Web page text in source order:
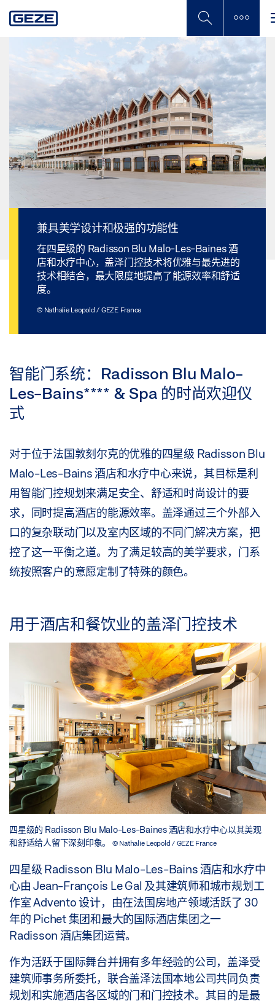
to
兼具美学设计和极强的功能性
在四星级的 Radisson Blu Malo-Les-Baines 酒
店和水疗中心，盖泽门控技术将优雅与最先进的
技术相结合，最大限度地提高了能源效率和舒适
度。
© Nathalie Leopold / GEZE France
智能门系统：Radisson Blu Malo-
Les-Bains**** & Spa 的时尚欢迎仪
式
对于位于法国敦刻尔克的优雅的四星级 Radisson Blu
Malo-Les-Bains 酒店和水疗中心来说，其目标是利
用智能门控规划来满足安全、舒适和时尚设计的要
求，同时提高酒店的能源效率。盖泽通过三个外部入
口的复杂联动门以及室内区域的不同门解决方案，把
控了这一平衡之道。为了满足较高的美学要求，门系
统按照客户的意愿定制了特殊的颜色。
用于酒店和餐饮业的盖泽门控技术
四星级的 Radisson Blu Malo-Les-Baines 酒店和水疗中心以其美观
和舒适给人留下深刻印象。
© Nathalie Leopold / GEZE France
四星级 Radisson Blu Malo-Les-Bains 酒店和水疗中
心由 Jean-François Le Gal 及其建筑师和城市规划工
作室 Advento 设计，由在法国房地产领域活跃了 30
年的 Pichet 集团和最大的国际酒店集团之一
Radisson 酒店集团运营。
作为活跃于国际舞台并拥有多年经验的公司，盖泽受
建筑师事务所委托，联合盖泽法国本地公司共同负责
规划和实施酒店各区域的门和门控技术。其目的是最